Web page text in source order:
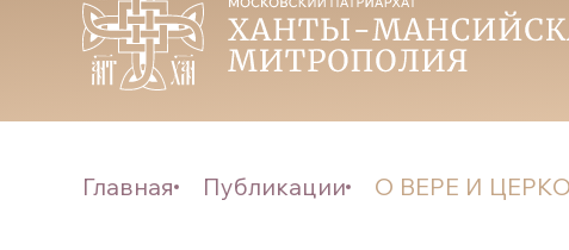
Главная Публикации О ВЕРЕ И